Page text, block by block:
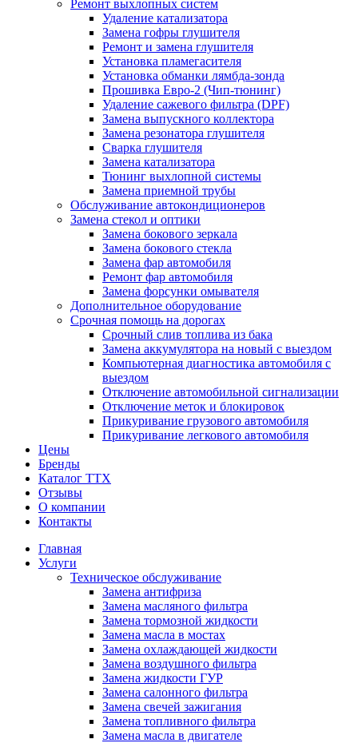
Ремонт выхлопных систем
Удаление катализатора
Замена гофры глушителя
Ремонт и замена глушителя
Установка пламегасителя
Установка обманки лямбда-зонда
Прошивка Евро-2 (Чип-тюнинг)
Удаление сажевого фильтра (DPF)
Замена выпускного коллектора
Замена резонатора глушителя
Сварка глушителя
Замена катализатора
Тюнинг выхлопной системы
Замена приемной трубы
Обслуживание автокондиционеров
Замена стекол и оптики
Замена бокового зеркала
Замена бокового стекла
Замена фар автомобиля
Ремонт фар автомобиля
Замена форсунки омывателя
Дополнительное оборудование
Срочная помощь на дорогах
Срочный слив топлива из бака
Замена аккумулятора на новый с выездом
Компьютерная диагностика автомобиля с
выездом
Отключение автомобильной сигнализации
Отключение меток и блокировок
Прикуривание грузового автомобиля
Прикуривание легкового автомобиля
Цены
Бренды
Каталог ТТХ
Отзывы
О компании
Контакты
Главная
Услуги
Техническое обслуживание
Замена антифриза
Замена масляного фильтра
Замена тормозной жидкости
Замена масла в мостах
Замена охлаждающей жидкости
Замена воздушного фильтра
Замена жидкости ГУР
Замена салонного фильтра
Замена свечей зажигания
Замена топливного фильтра
Замена масла в двигателе